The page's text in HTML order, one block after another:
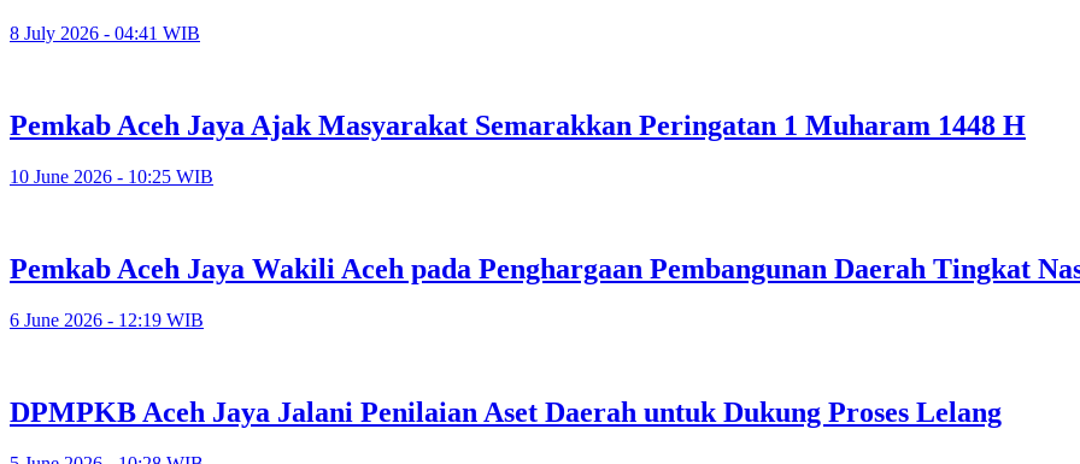
8 July 2026 - 04:41 WIB
Pemkab Aceh Jaya Ajak Masyarakat Semarakkan Peringatan 1 Muharam 1448 H
10 June 2026 - 10:25 WIB
Pemkab Aceh Jaya Wakili Aceh pada Penghargaan Pembangunan Daerah Tingkat
6 June 2026 - 12:19 WIB
DPMPKB Aceh Jaya Jalani Penilaian Aset Daerah untuk Dukung Proses Lelang